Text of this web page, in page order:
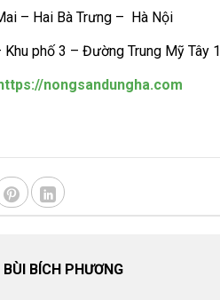
– Hai Bà Trưng – Hà Nội
phố 3 – Đường Trung Mỹ Tây
nongsandungha.com
BÙI BÍCH PHƯƠNG